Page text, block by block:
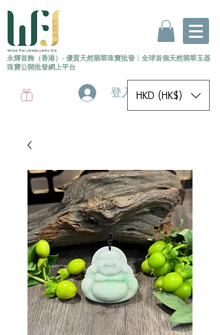
永輝首飾（香港）- 優質天然翡翠珠寶批發 〡 全球首個天然翡翠玉器
珠寶公開批發網上平台
登入 HKD (HK$)